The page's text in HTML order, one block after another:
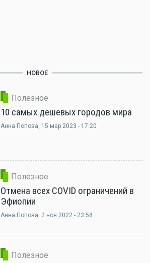
НОВОЕ
Полезное
10 самых дешевых городов мира
Анна Попова, 15 мар 2023 - 17:20
Полезное
Отмена всех COVID ограничений в
Эфиопии
Анна Попова, 2 ноя 2022 - 23:58
Полезное